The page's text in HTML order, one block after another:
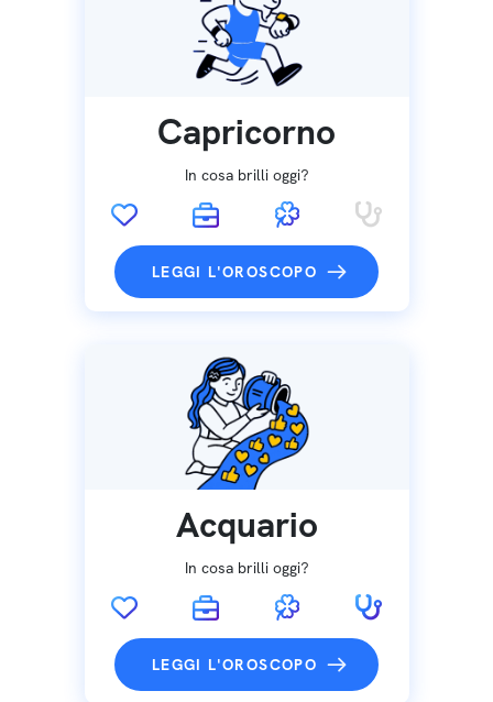
Capricorno
In cosa brilli oggi?
LEGGI L'OROSCOPO
Acquario
In cosa brilli oggi?
LEGGI L'OROSCOPO